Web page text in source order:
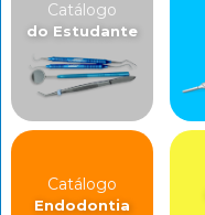
Catálogo
do Estudante
Catálogo
Endodontia